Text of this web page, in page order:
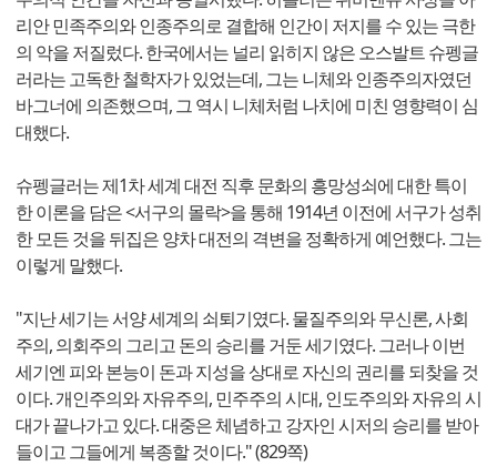
리안 민족주의와 인종주의로 결합해 인간이 저지를 수 있는 극한
의 악을 저질렀다. 한국에서는 널리 읽히지 않은 오스발트 슈펭글
러라는 고독한 철학자가 있었는데, 그는 니체와 인종주의자였던
바그너에 의존했으며, 그 역시 니체처럼 나치에 미친 영향력이 심
대했다.
슈펭글러는 제1차 세계 대전 직후 문화의 흥망성쇠에 대한 특이
한 이론을 담은 <서구의 몰락>을 통해 1914년 이전에 서구가 성취
한 모든 것을 뒤집은 양차 대전의 격변을 정확하게 예언했다. 그는
이렇게 말했다.
"지난 세기는 서양 세계의 쇠퇴기였다. 물질주의와 무신론, 사회
주의, 의회주의 그리고 돈의 승리를 거둔 세기였다. 그러나 이번
세기엔 피와 본능이 돈과 지성을 상대로 자신의 권리를 되찾을 것
이다. 개인주의와 자유주의, 민주주의 시대, 인도주의와 자유의 시
대가 끝나가고 있다. 대중은 체념하고 강자인 시저의 승리를 받아
들이고 그들에게 복종할 것이다." (829쪽)